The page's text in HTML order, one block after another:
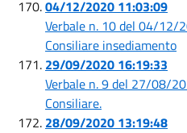
04/12/2020 11:03:09
Verbale n. 10 del 04/12/
Consiliare insediamento
29/09/2020 16:19:33
Verbale n. 9 del 27/08/
Consiliare.
28/09/2020 13:19:48